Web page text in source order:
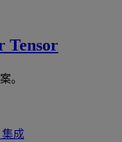
Tensor
。
集成